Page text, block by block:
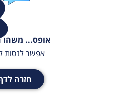
אופס...
אפשר לנסות
חזרה